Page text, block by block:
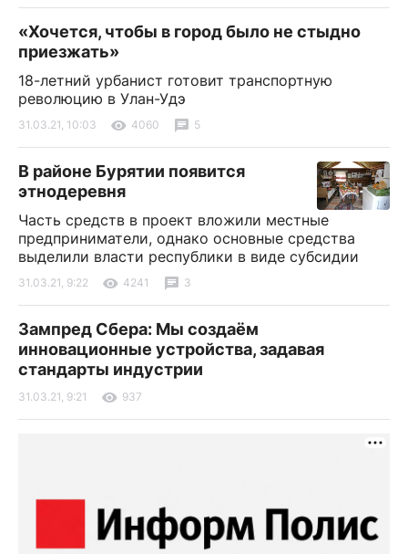
«Хочется, чтобы в город было не стыдно
приезжать»
18-летний урбанист готовит транспортную
революцию в Улан-Удэ
31.03.21, 10:03 4060 5
В районе Бурятии появится
этнодеревня
Часть средств в проект вложили местные
предприниматели, однако основные средства
выделили власти республики в виде субсидии
31.03.21, 9:22 4241 3
Зампред Сбера: Мы создаём
инновационные устройства, задавая
стандарты индустрии
31.03.21, 9:21 937